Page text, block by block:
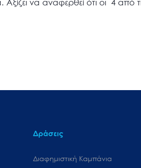
Αξίζει να αναφερθεί ότι οι 4
Δράσεις
Διαφημιστική Καμπάνια